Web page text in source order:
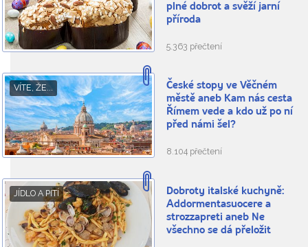
plné dobrot a svěží jarní
příroda
5.363 přečtení
VÍTE, ŽE...
České stopy ve Věčném
městě aneb Kam nás cesta
Římem vede a kdo už po ní
před námi šel?
8.104 přečtení
JÍDLO A PITÍ
Dobroty italské kuchyně:
Addormentasuocere a
strozzapreti aneb Ne
všechno se dá přeložit